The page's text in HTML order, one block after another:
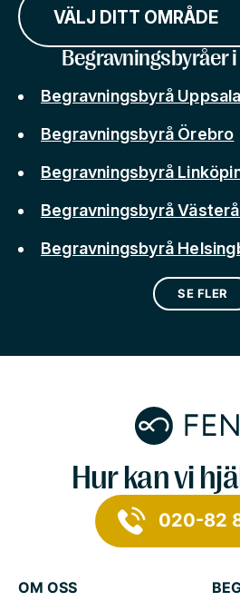
VÄLJ DITT OMRÅDE
Begravningsbyråer
Begravningsbyrå Uppsala
Begravningsbyrå Örebro
Begravningsbyrå
Begravningsbyrå
Begravningsbyrå
SE FLER
Hur kan vi
020-82
OM OSS